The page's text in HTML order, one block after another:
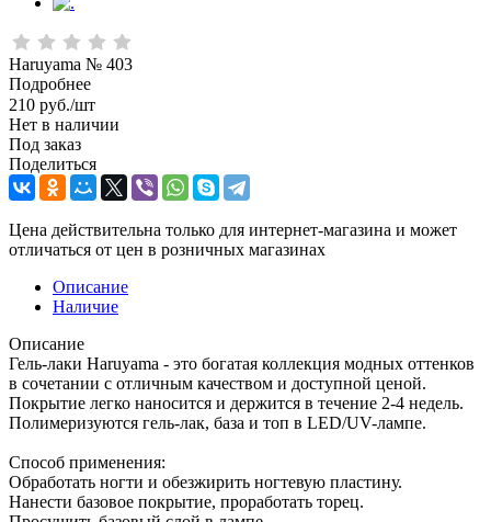
Haruyama № 403
Подробнее
210 руб./шт
Нет в наличии
Под заказ
Поделиться
Цена действительна только для интернет-магазина и может
отличаться от цен в розничных магазинах
Описание
Наличие
Описание
Гель-лаки Haruyama - это богатая коллекция модных оттенков
в сочетании с отличным качеством и доступной ценой.
Покрытие легко наносится и держится в течение 2-4 недель.
Полимеризуются гель-лак, база и топ в LED/UV-лампе.
Способ применения:
Обработать ногти и обезжирить ногтевую пластину.
Нанести базовое покрытие, проработать торец.